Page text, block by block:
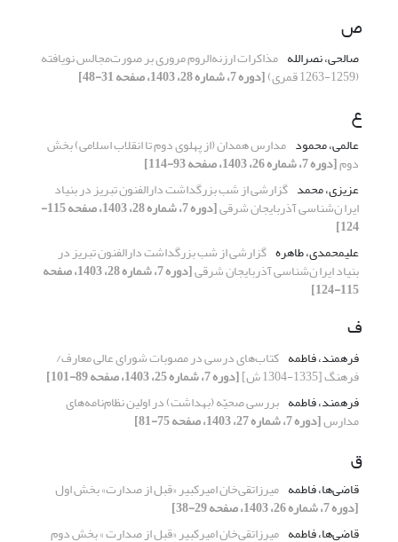
ص
صالحی، نصرالله مذاکرات ارزنه‌الروم مروری بر صورت‌مجالس نویافته
(1259-1263 قمری) [دوره 7، شماره 28، 1403، صفحه 31-48]
ع
عالمی، محمود مدارس همدان (از پهلوی دوم تا انقلاب اسلامی) بخش
دوم[دوره 7، شماره 26، 1403، صفحه 93-114]
عزیزی، محمد گزارشی از شب بزرگداشت دارالفنون تبریز در بنیاد
ایرا ن‌شناسی آذربایجان شرقی [دوره 7، شماره 28، 1403، صفحه 115-
124]
علیمحمدی، طاهره گزارشی از شب بزرگداشت دارالفنون تبریز در
بنیاد ایرا ن‌شناسی آذربایجان شرقی [دوره 7، شماره 28، 1403، صفحه
115-124]
ف
فرهمند، فاطمه کتاب‌های درسی در مصوبات شورای عالی معارف/
فرهنگ [1335-1304 ش]
[دوره 7، شماره 25، 1403، صفحه 89-101]
فرهمند، فاطمه بررسی صحیّه (بهداشت) در اولین نظام‌نامه‌های
مدارس[دوره 7، شماره 27، 1403، صفحه 75-81]
ق
قاضی‌ها، فاطمه میرزاتقی‌خان امیرکبیر «قبل از صدارت» بخش اول
[دوره 7، شماره 26، 1403، صفحه 29-38]
قاضی‌ها، فاطمه میرزاتقی‌خان امیرکبیر «قبل از صدارت » بخش دوم